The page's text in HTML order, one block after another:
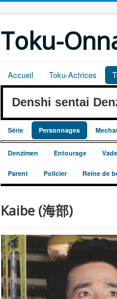
Toku-
Accueil Toku-Actrices
Denshi sentai
Série Personnages
Denzimen Entourage
Parent Policier Reine de
Kaibe (海部)